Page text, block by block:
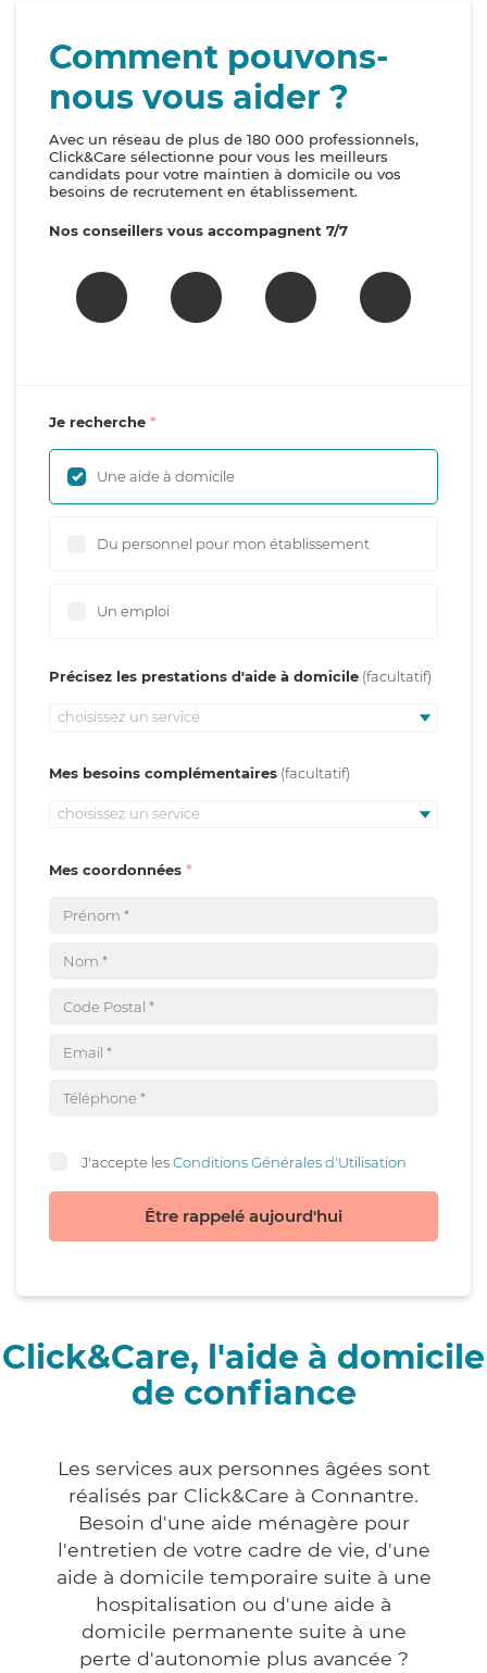
Comment pouvons-
nous vous aider ?
Avec un réseau de plus de 180 000 professionnels,
Click&Care sélectionne pour vous les meilleurs
candidats pour votre maintien à domicile ou vos
besoins de recrutement en établissement.
Nos conseillers vous accompagnent 7/7
Je recherche
Une aide à domicile
Du personnel pour mon établissement
Un emploi
Précisez les prestations d'aide à domicile
choisissez un service
Mes besoins complémentaires
choisissez un service
Mes coordonnées
J'accepte lesConditions Générales d'Utilisation
Être rappelé aujourd'hui
Click&Care, l'aide à domicile
de confiance
Les services aux personnes âgées sont
réalisés par Click&Care à Connantre.
Besoin d'une aide ménagère pour
l'entretien de votre cadre de vie, d'une
aide à domicile temporaire suite à une
hospitalisation ou d'une aide à
domicile permanente suite à une
perte d'autonomie plus avancée ?